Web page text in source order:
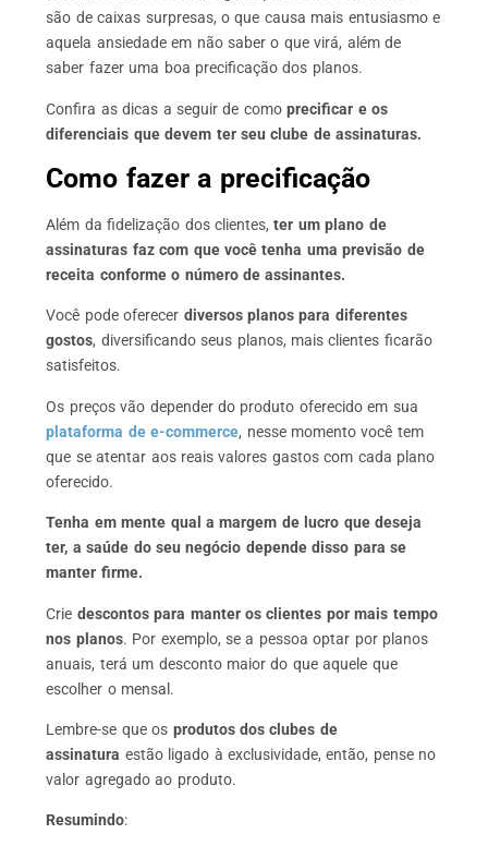
são de caixas surpresas, o que causa mais entusiasmo e
aquela ansiedade em não saber o que virá, além de
saber fazer uma boa precificação dos planos.
Confira as dicas a seguir de comoprecificar e os
diferenciais que devem ter seu clube de assinaturas.
Como fazer a precificação
Além da fidelização dos clientes,ter um plano de
assinaturas faz com que você tenha uma previsão de
receita conforme o número de assinantes.
Você pode oferecer diversos planos para diferentes
gostos, diversificando seus planos, mais clientes ficarão
satisfeitos.
Os preços vão depender do produto oferecido em sua
plataforma de e-commerce, nesse momento você tem
que se atentar aos reais valores gastos com cada plano
oferecido.
Tenha em mente qual a margem de lucro que deseja
ter, a saúde do seu negócio depende disso para se
manter firme.
Crie descontos para manter os clientes por mais tempo
nos planos. Por exemplo, se a pessoa optar por planos
anuais, terá um desconto maior do que aquele que
escolher o mensal.
Lembre-se que os produtos dos clubes de
assinatura estão ligado à exclusividade, então, pense no
valor agregado ao produto.
Resumindo: